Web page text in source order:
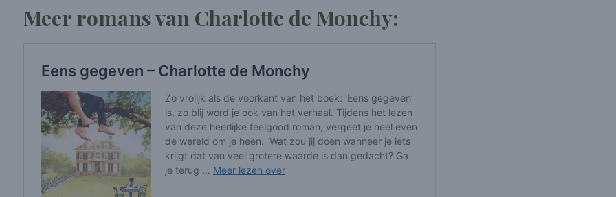
Meer romans van Charlotte de Monchy: